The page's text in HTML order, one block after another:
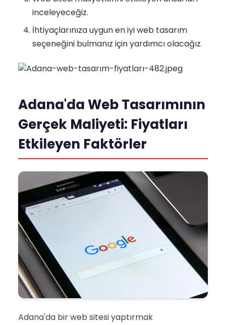
inceleyeceğiz.
İhtiyaçlarınıza uygun en iyi web tasarım
seçeneğini bulmanız için yardımcı olacağız.
Adana'da Web Tasarımının
Gerçek Maliyeti: Fiyatları
Etkileyen Faktörler
Adana'da bir web sitesi yaptırmak